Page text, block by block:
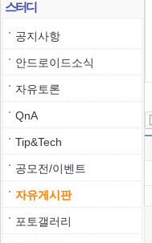
스터디
공지사항
안드로이드소식
자유토론
QnA
Tip&Tech
공모전/이벤트
자유게시판
포토갤러리